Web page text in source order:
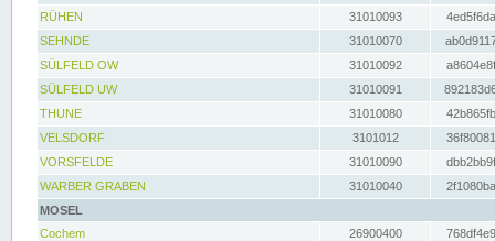
RÜHEN
31010093
SEHNDE
31010070
SÜLFELD OW
31010092
SÜLFELD UW
31010091
THUNE
31010080
VELSDORF
3101012
VORSFELDE
31010090
WARBER GRABEN
31010040
MOSEL
Cochem
26900400